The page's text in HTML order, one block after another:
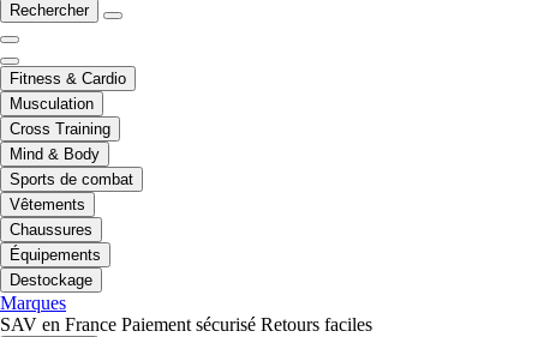
Rechercher
Fitness & Cardio
Musculation
Cross Training
Mind & Body
Sports de combat
Vêtements
Chaussures
Équipements
Destockage
Marques
SAV en France Paiement sécurisé Retours faciles